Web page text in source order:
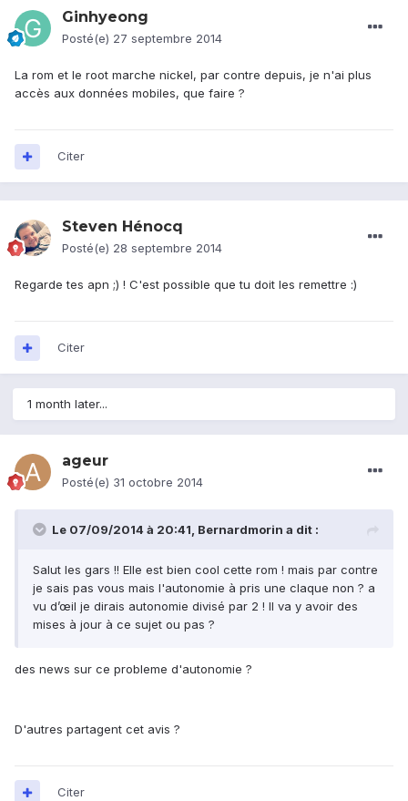
Ginhyeong
Posté(e) 27 septembre 2014
La rom et le root marche nickel, par contre depuis, je n'ai plus
accès aux données mobiles, que faire ?
Citer
Steven Hénocq
Posté(e) 28 septembre 2014
Regarde tes apn ;) ! C'est possible que tu doit les remettre :)
Citer
1 month later...
ageur
Posté(e) 31 octobre 2014
Le 07/09/2014 à 20:41, Bernardmorin a dit :
Salut les gars !! Elle est bien cool cette rom ! mais par contre
je sais pas vous mais l'autonomie à pris une claque non ? a
vu d’œil je dirais autonomie divisé par 2 ! Il va y avoir des
mises à jour à ce sujet ou pas ?
des news sur ce probleme d'autonomie ?
D'autres partagent cet avis ?
Citer